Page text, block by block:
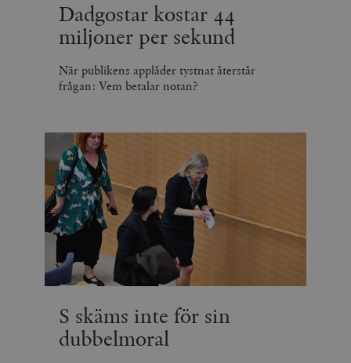
Dadgostar kostar 44
miljoner per sekund
När publikens applåder tystnat återstår
frågan: Vem betalar notan?
S skäms inte för sin
dubbelmoral